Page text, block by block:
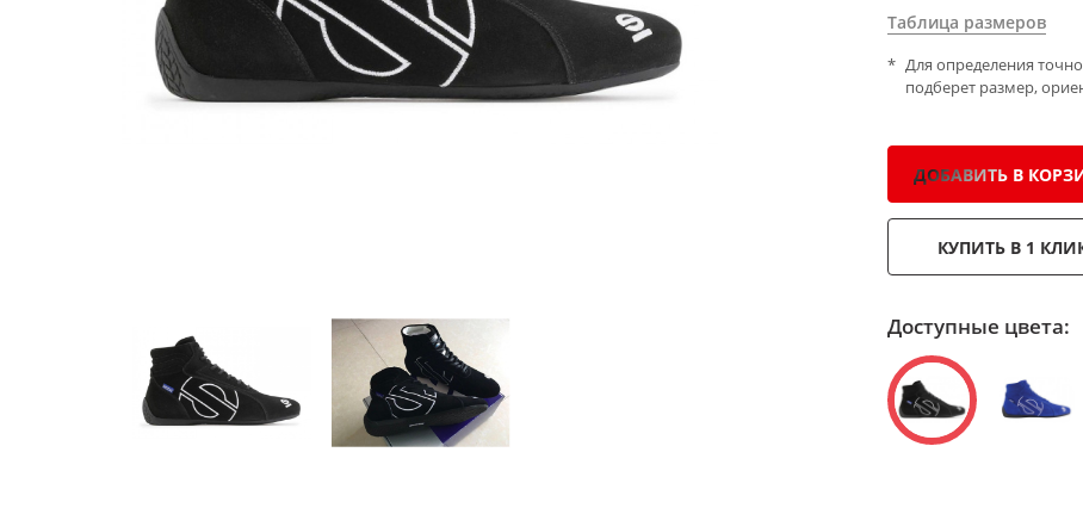
Таблица размеров
Для определения
подберет размер,
ДОБАВИТЬ В
КУПИТЬ В 1
Доступные цвета: